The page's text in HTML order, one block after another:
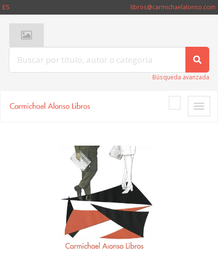
ES libros@carmichaelalonso.com
Búsqueda avanzada
Toggle